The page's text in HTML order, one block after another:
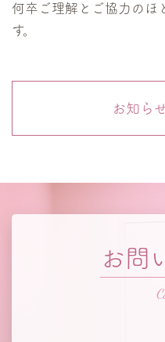
何卒ご理解とご協力のほ
す。
お知ら
お問